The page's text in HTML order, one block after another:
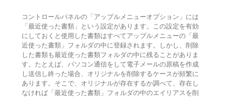
コントロールパネルの「アップルメニューオプション」には
「最近使った書類」という設定があります。この設定を有効
にしておくと使用した書類はすべてアップルメニューの「最
近使った書類」フォルダの中に登録されます。しかし、削除
した書類も最近使った書類フォルダの中に残ることがありま
す。たとえば、パソコン通信をして電子メールの原稿を作成
し送信し終った場合、オリジナルを削除するケースが頻繁に
あります。そこで、オリジナルが存在するか調べて、存在し
なければ「最近使った書類」フォルダの中のエイリアスを削